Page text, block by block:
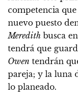
competencia
nuevo puesto
Meredith busca
tendrá que
Owen tendrán
pareja; y la luna
lo planeado.